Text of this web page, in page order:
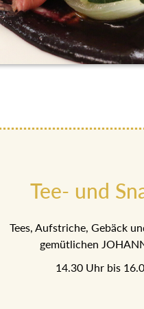
Tee- und
Tees, Aufstriche, Gebäck
gemütlichen
14.30 Uhr bis